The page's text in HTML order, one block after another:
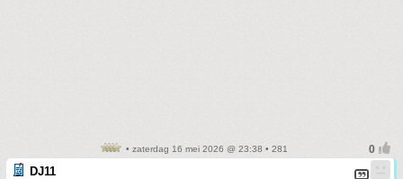
• zaterdag 16 mei 2026 @ 23:38 • 281
DJ11